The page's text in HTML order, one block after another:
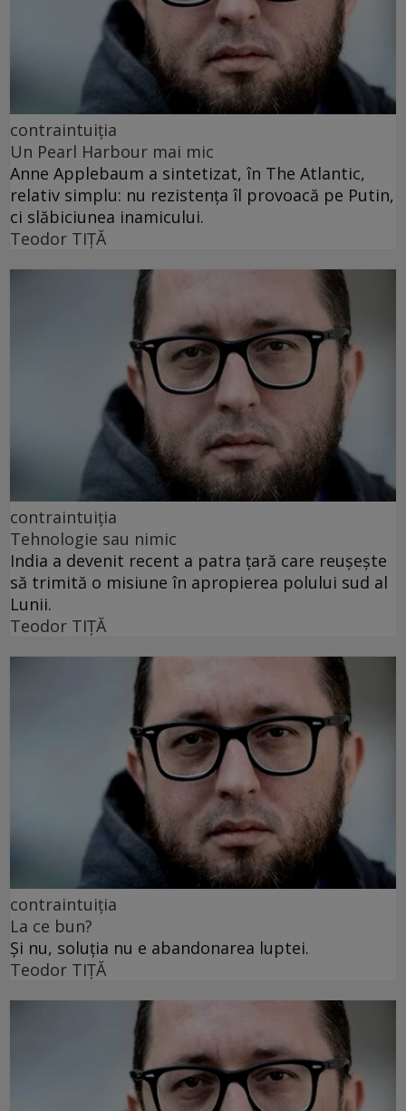
contraintuiția
Un Pearl Harbour mai mic
Anne Applebaum a sintetizat, în The Atlantic,
relativ simplu: nu rezistența îl provoacă pe Putin,
ci slăbiciunea inamicului.
Teodor TIŢĂ
contraintuiţia
Tehnologie sau nimic
India a devenit recent a patra țară care reușește
să trimită o misiune în apropierea polului sud al
Lunii.
Teodor TIŢĂ
contraintuiția
La ce bun?
Și nu, soluția nu e abandonarea luptei.
Teodor TIŢĂ